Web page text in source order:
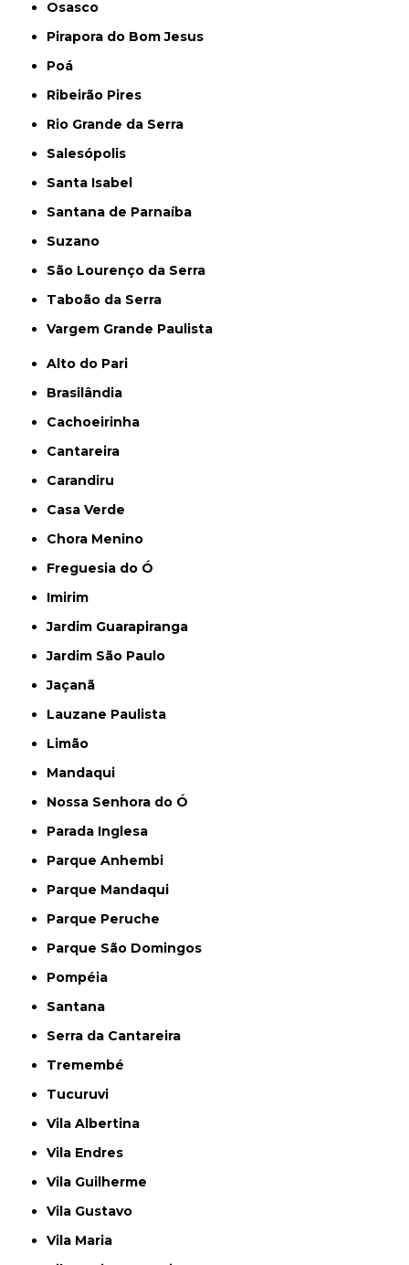
Osasco
Pirapora do Bom Jesus
Poá
Ribeirão Pires
Rio Grande da Serra
Salesópolis
Santa Isabel
Santana de Parnaíba
Suzano
São Lourenço da Serra
Taboão da Serra
Vargem Grande Paulista
Alto do Pari
Brasilândia
Cachoeirinha
Cantareira
Carandiru
Casa Verde
Chora Menino
Freguesia do Ó
Imirim
Jardim Guarapiranga
Jardim São Paulo
Jaçanã
Lauzane Paulista
Limão
Mandaqui
Nossa Senhora do Ó
Parada Inglesa
Parque Anhembi
Parque Mandaqui
Parque Peruche
Parque São Domingos
Pompéia
Santana
Serra da Cantareira
Tremembé
Tucuruvi
Vila Albertina
Vila Endres
Vila Guilherme
Vila Gustavo
Vila Maria